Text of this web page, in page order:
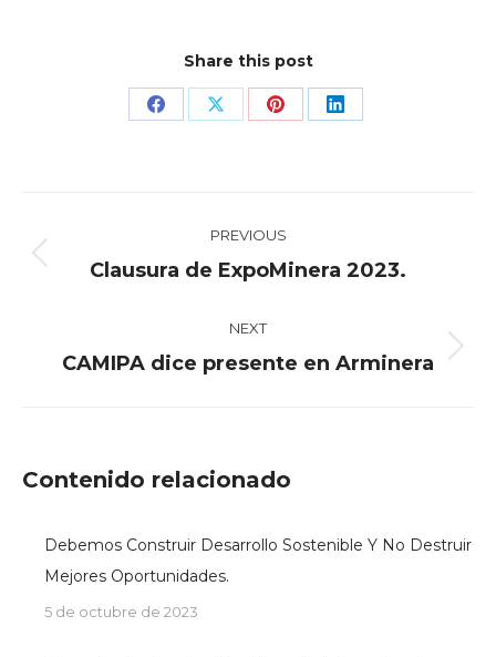
Share this post
Share Share Share Share
navigation
PREVIOUS
Previous
Clausura de ExpoMinera 2023.
NEXT
Next
CAMIPA dice presente en Arminera
Contenido relacionado
Debemos Construir Desarrollo Sostenible Y No Destruir
Mejores Oportunidades.
5 de octubre de 2023